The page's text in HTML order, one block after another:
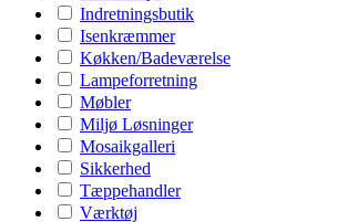
Indretningsbutik
Isenkræmmer
Køkken/Badeværelse
Lampeforretning
Møbler
Miljø Løsninger
Mosaikgalleri
Sikkerhed
Tæppehandler
Værktøj